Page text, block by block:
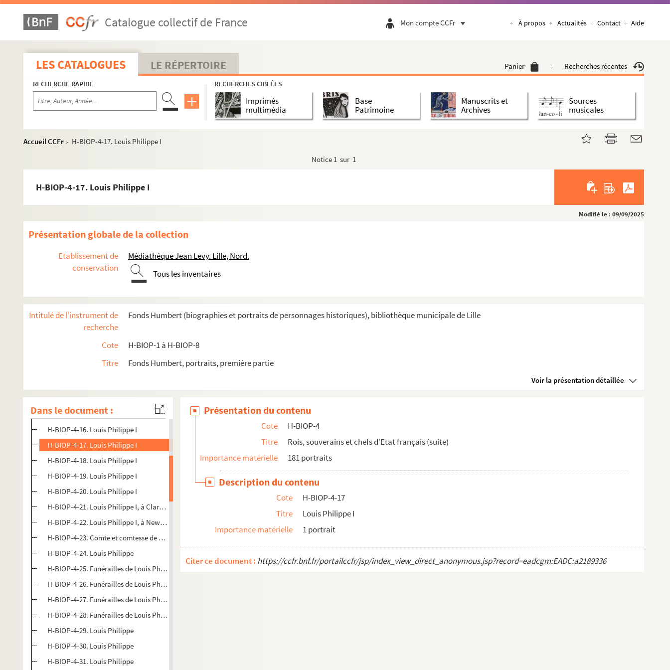
Catalogue collectif de France Mon compte CCFr À propos Actualités Contact Aide
LES CATALOGUES LE RÉPERTOIRE Panier Recherches récentes
RECHERCHE RAPIDE RECHERCHES CIBLÉES
Imprimés
multimédia
Base
Patrimoine
Manuscrits et
Archives
Sources
musicales
Accueil CCFr >
H-BIOP-4-17. Louis Philippe I
Notice 1 sur 1
H-BIOP-4-17. Louis Philippe I
Modifié le : 09/09/2025
Présentation globale de la collection
Etablissement de
conservation
Médiathèque Jean Levy. Lille, Nord.
Tous les inventaires
Intitulé de l'instrument de
recherche
Fonds Humbert (biographies et portraits de personnages historiques), bibliothèque municipale de Lille
Cote
H-BIOP-1 à H-BIOP-8
Titre
Fonds Humbert, portraits, première partie
Voir la présentation détaillée
Dans le document :
H-BIOP-2. Rois et souverains européens et hors Europe
H-BIOP-4-3. Philippe II, duc d'Orléans, régent de France
H-BIOP-4-5. Duc d'Orléans
H-BIOP-4-8. Madame Adélaïde, sœur de Louis Philippe
H-BIOP-4-9. Funéraille d'Adélaïde
H-BIOP-4-12. Princes français : comte de Paris, duc de Chartres, duc de Nemours, prince de Joinville, duc d'Aumal...
H-BIOP-4-14. Louis Philippe, famille d'Orléans
H-BIOP-4-15. Marie Amélie d'Orléans, reine du Portugal
H-BIOP-4-16. Louis Philippe I
H-BIOP-4-17. Louis Philippe I
H-BIOP-4-18. Louis Philippe I
H-BIOP-4-19. Louis Philippe I
H-BIOP-4-20. Louis Philippe I
H-BIOP-4-21. Louis Philippe I, à Claremont
H-BIOP-4-22. Louis Philippe I, à Newhaven
H-BIOP-4-23. Comte et comtesse de Neuilly
H-BIOP-4-24. Louis Philippe
H-BIOP-4-25. Funérailles de Louis Philippe
H-BIOP-4-26. Funérailles de Louis Philippe
H-BIOP-4-27. Funérailles de Louis Philippe avec comte de Paris, duc de Nemours, duc d'Aumale, prince de Joinville
H-BIOP-4-28. Funérailles de Louis Philippe, la chapelle ardente à Claremont
H-BIOP-4-29. Louis Philippe
H-BIOP-4-30. Louis Philippe
H-BIOP-4-31. Louis Philippe
Présentation du contenu
Cote
H-BIOP-4
Titre
Rois, souverains et chefs d'Etat français (suite)
Importance matérielle
181 portraits
Description du contenu
Cote
H-BIOP-4-17
Titre
Louis Philippe I
Importance matérielle
1 portrait
Citer ce document : https://ccfr.bnf.fr/portailccfr/jsp/index_view_direct_anonymous.jsp?record=eadcgm:EADC:a2189336